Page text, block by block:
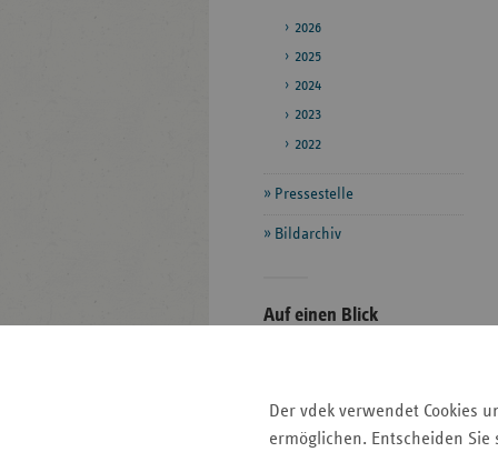
Der vdek verwendet Cookies
ermöglichen. Entscheiden
2026
2025
2024
2023
2022
Pressestelle
Bildarchiv
Seitenleiste
Auf einen Blick